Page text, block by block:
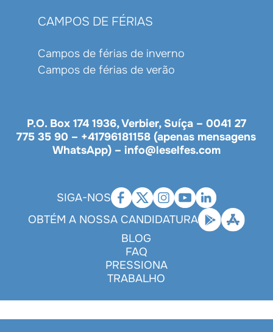
CAMPOS DE FÉRIAS
Campos de férias de inverno
Campos de férias de verão
P.O. Box 174 1936, Verbier, Suíça – 0041 27
775 35 90 – +41796181158 (apenas mensagens
WhatsApp)– info@leselfes.com
SIGA-NOS
OBTÉM A NOSSA CANDIDATURA
BLOG
FAQ
PRESSIONA
TRABALHO